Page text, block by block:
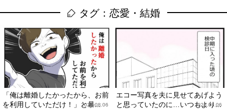
タグ：恋愛・結婚
「俺は離婚したかったから、お前
を利用していただけ！」と暴...
2026.08.06
エコー写真を夫に見せてあげよう
と思っていたのに…いつもより...
2026.08.06